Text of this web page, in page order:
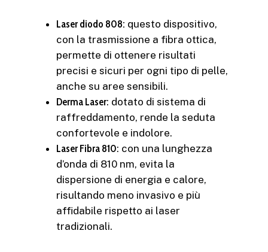
Laser diodo 808: questo dispositivo,
con la trasmissione a fibra ottica,
permette di ottenere risultati
precisi e sicuri per ogni tipo di pelle,
anche su aree sensibili.
Derma Laser: dotato di sistema di
raffreddamento, rende la seduta
confortevole e indolore.
Laser Fibra 810: con una lunghezza
d’onda di 810 nm, evita la
dispersione di energia e calore,
risultando meno invasivo e più
affidabile rispetto ai laser
tradizionali.